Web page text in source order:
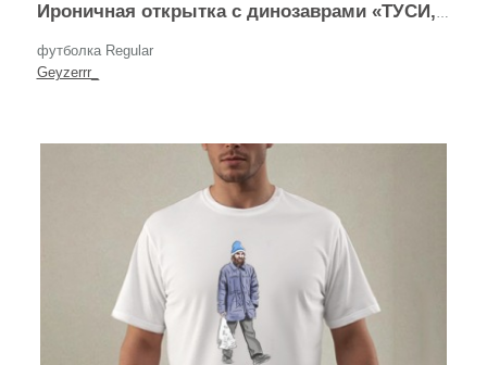
Ироничная открытка с динозаврами «ТУСИ, ПОКА НЕ ВЫМЕР!»
футболка Regular
Geyzerrr_